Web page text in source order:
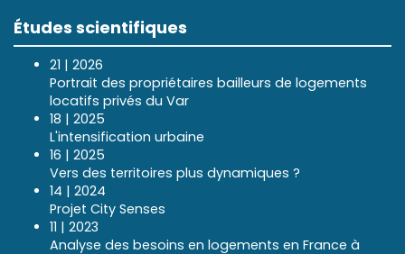
Études scientifiques
21 | 2026
Portrait des propriétaires bailleurs de logements
locatifs privés du Var
18 | 2025
L'intensification urbaine
16 | 2025
Vers des territoires plus dynamiques ?
14 | 2024
Projet City Senses
11 | 2023
Analyse des besoins en logements en France à